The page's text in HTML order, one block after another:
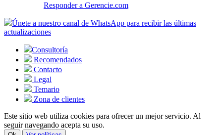
Responder a Gerencie.com
Únete a nuestro canal de WhatsApp para recibir las últimas
actualizaciones
Consultoría
Recomendados
Contacto
Legal
Temario
Zona de clientes
Este sitio web utiliza cookies para ofrecer un mejor servicio. Al
seguir navegando acepta su uso.